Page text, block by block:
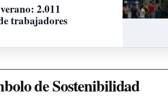
2.011
trabajadores
de Sostenibilidad